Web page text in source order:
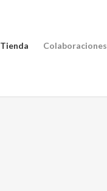
Tienda Colaboraciones